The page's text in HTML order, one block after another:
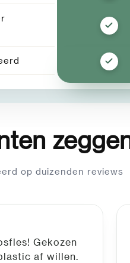
op duizenden reviews
Gekozen
af willen.